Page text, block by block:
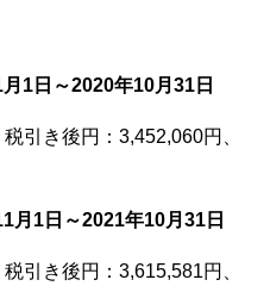
1日～2020年10月31日
引き後円：3,452,060円、
月1日～2021年10月31日
引き後円：3,615,581円、